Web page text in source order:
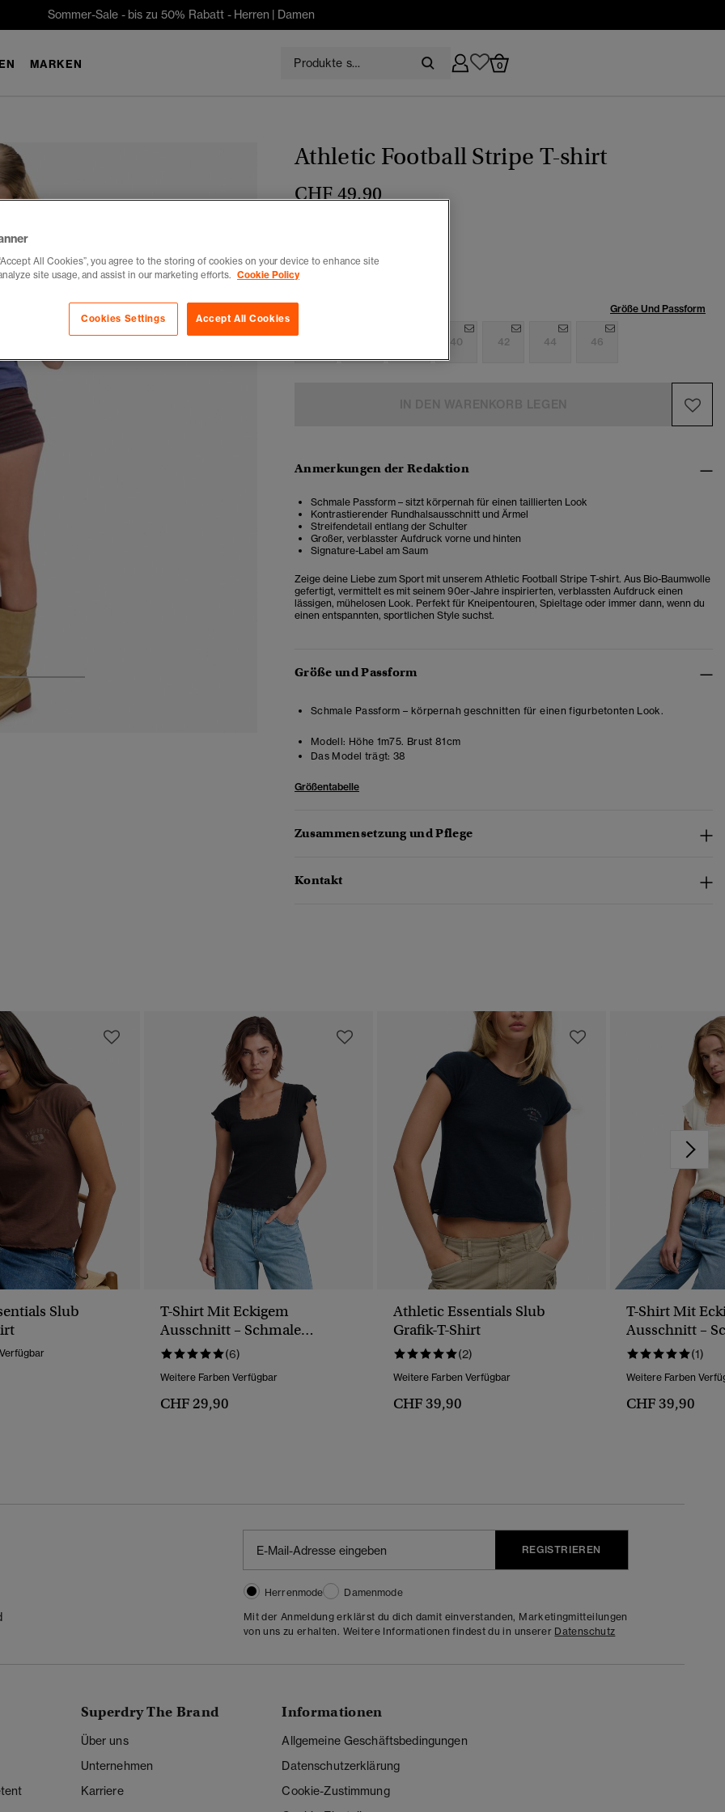
Sommer-Sale - bis zu 50% Rabatt - Herren | Damen
MARKEN 0
Athletic Football Stripe T-shirt
CHF 49,90
Auswählen Größe: Größe Und Passform
40 42 44 46
Anmerkungen der Redaktion
Schmale Passform – sitzt körpernah für einen taillierten Look
Kontrastierender Rundhalsausschnitt und Ärmel
Streifendetail entlang der Schulter
Großer, verblasster Aufdruck vorne und hinten
Signature-Label am Saum
Zeige deine Liebe zum Sport mit unserem Athletic Football Stripe T-shirt. Aus Bio-Baumwolle
gefertigt, vermittelt es mit seinem 90er-Jahre inspirierten, verblassten Aufdruck einen
lässigen, mühelosen Look. Perfekt für Kneipentouren, Spieltage oder immer dann, wenn du
einen entspannten, sportlichen Style suchst.
Größe und Passform
Schmale Passform – körpernah geschnitten für einen figurbetonten Look.
Modell: Höhe 1m75. Brust 81cm
Das Model trägt: 38
Größentabelle
Zusammensetzung und Pflege
Kontakt
Slub
T-Shirt Mit Eckigem
Ausschnitt – Schmale
Passform (6)
Weitere Farben Verfügbar
CHF 29,90
Athletic Essentials Slub
Grafik-T-Shirt
(2)
Weitere Farben Verfügbar
CHF 39,90
T-Shirt Mit
Ausschnitt –
Passform (1)
Weitere Farben
CHF 39,90
REGISTRIEREN
Herrenmode
Damenmode
Mit der Anmeldung erklärst du dich damit einverstanden, Marketingmitteilungen
von uns zu erhalten. Weitere Informationen findest du in unserer Datenschutz
Superdry The Brand
Über uns
Unternehmen
Karriere
Informationen
Allgemeine Geschäftsbedingungen
Datenschutzerklärung
Cookie-Zustimmung
All Cookies”, you agree to the storing of cookies on your device to enhance site
site usage, and assist in our marketing efforts. Cookie Policy
Accept All Cookies
Cookies Settings